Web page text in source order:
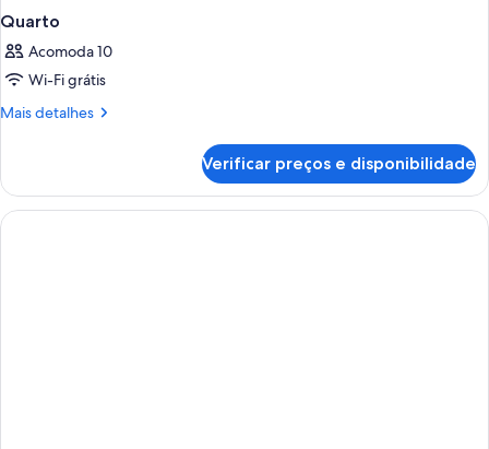
Quarto
Acomoda 10
Wi-Fi grátis
Mais detalhes
Mais
Verificar preços e disponibilidade